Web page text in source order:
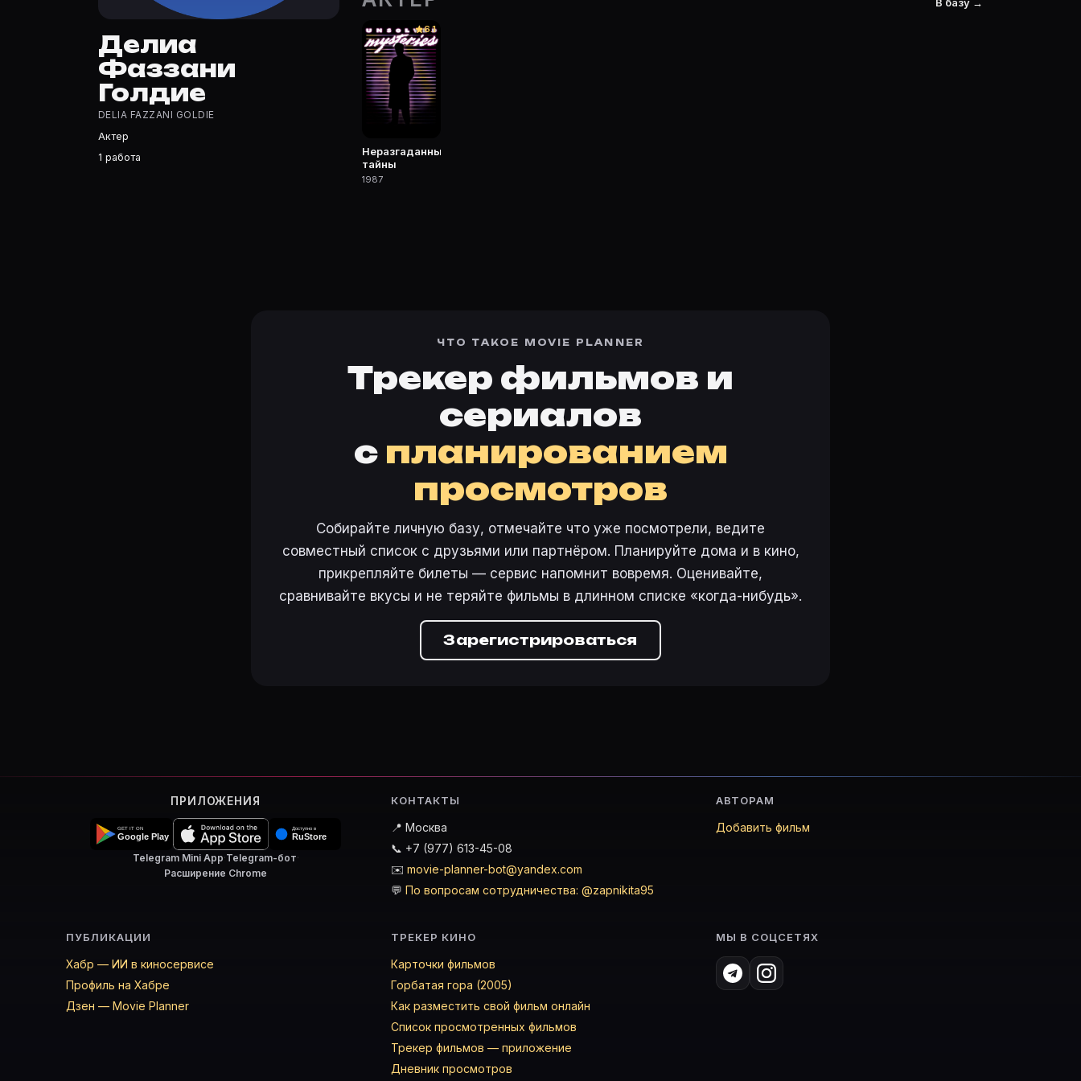
Делиа Фаззани Голдие — Актер. Биография и роли на карточке Movie Planner.
Где открыть фильмографию Делиа Фаззани Голдие?
На Movie Planner: https://movie-planner.ru/s/7177226 — фильмы, сериалы, роли и фото.
Делиа
Фаззани
Голдие
DELIA FAZZANI GOLDIE
Актер
1 работа
6.1
Неразгаданные
тайны
1987
ЧТО ТАКОЕ MOVIE PLANNER
Трекер фильмов и
сериалов
с планированием
просмотров
Собирайте личную базу, отмечайте что уже посмотрели, ведите
совместный список с друзьями или партнёром. Планируйте дома и в кино,
прикрепляйте билеты — сервис напомнит вовремя. Оценивайте,
сравнивайте вкусы и не теряйте фильмы в длинном списке «когда-нибудь».
Зарегистрироваться
ПРИЛОЖЕНИЯ
Telegram Mini App·Telegram-бот·
Расширение Chrome
КОНТАКТЫ
📍 Москва
📞 +7 (977) 613-45-08
✉️ movie-planner-bot@yandex.com
💬 По вопросам сотрудничества: @zapnikita95
АВТОРАМ
Добавить фильм
ПУБЛИКАЦИИ
Хабр — ИИ в киносервисе
Профиль на Хабре
Дзен — Movie Planner
ТРЕКЕР КИНО
Карточки фильмов
Горбатая гора (2005)
Как разместить свой фильм онлайн
Список просмотренных фильмов
Трекер фильмов — приложение
Дневник просмотров
МЫ В СОЦСЕТЯХ